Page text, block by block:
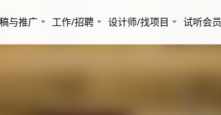
与推广 工作/招聘 设计师/找项目 试听会员